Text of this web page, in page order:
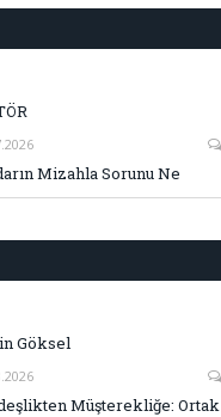
Mizahla Sorunu Ne
Göksel
Müşterekliğe: Ortak